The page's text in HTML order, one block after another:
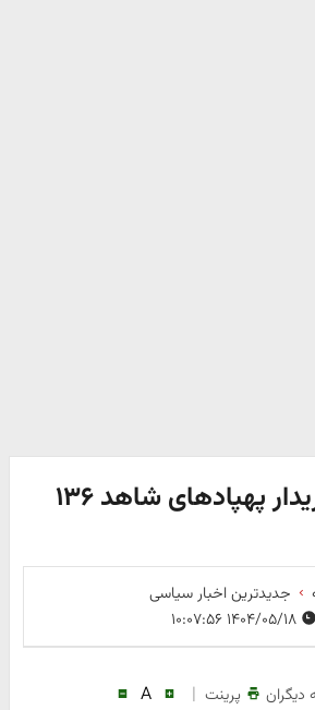
روسیه دیگر خریدار پهپادهای شاهد ۱۳۶
جدیدترین اخبار سیاسی
دیگران پرینت |
A